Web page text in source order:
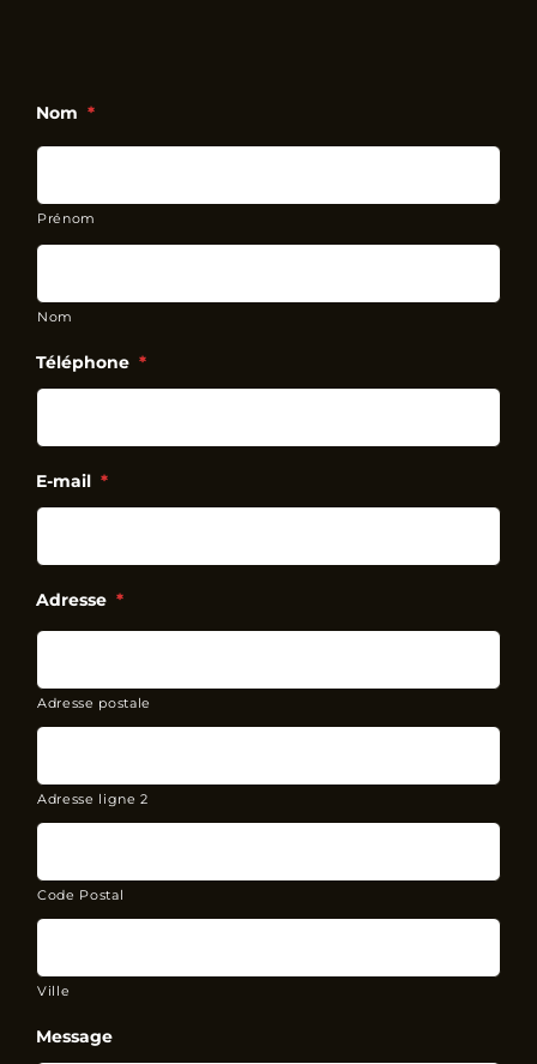
Nom *
Prénom
Nom
Téléphone *
E-mail *
Adresse *
Adresse postale
Adresse ligne 2
Code Postal
Ville
Message